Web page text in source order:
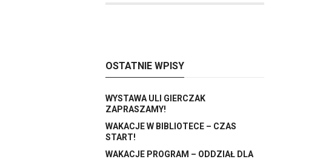
OSTATNIE WPISY
WYSTAWA ULI GIERCZAK
ZAPRASZAMY!
WAKACJE W BIBLIOTECE – CZAS
START!
WAKACJE PROGRAM – ODDZIAŁ DLA